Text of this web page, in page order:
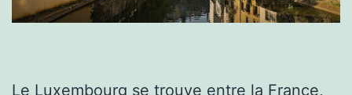
Le Luxembourg se trouve entre la France,